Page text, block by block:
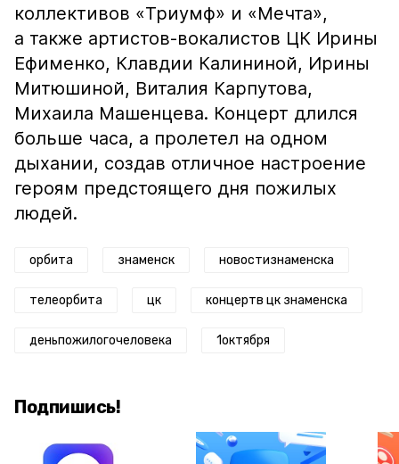
коллективов «Триумф» и «Мечта»,
а также артистов-вокалистов ЦК Ирины
Ефименко, Клавдии Калининой, Ирины
Митюшиной, Виталия Карпутова,
Михаила Машенцева. Концерт длился
больше часа, а пролетел на одном
дыхании, создав отличное настроение
героям предстоящего дня пожилых
людей.
орбита знаменск новостизнаменска
телеорбита цк концертв цк знаменска
деньпожилогочеловека 1октября
Подпишись!